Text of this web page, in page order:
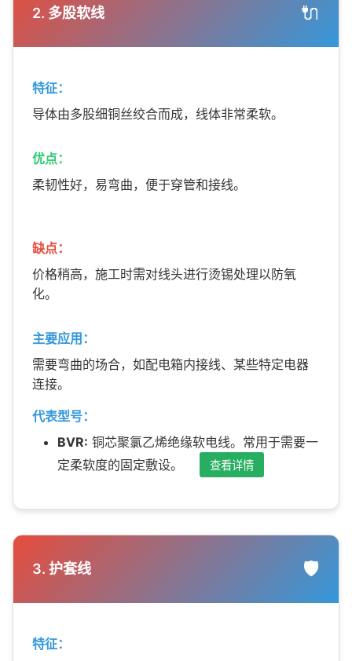
2. 多股软线 🔌
特征：
导体由多股细铜丝绞合而成，线体非常柔软。
优点：
柔韧性好，易弯曲，便于穿管和接线。
缺点：
价格稍高，施工时需对线头进行烫锡处理以防氧
化。
主要应用：
需要弯曲的场合，如配电箱内接线、某些特定电器
连接。
代表型号：
BVR: 铜芯聚氯乙烯绝缘软电线。常用于需要一
定柔软度的固定敷设。
查看详情
3. 护套线 🛡️
特征：